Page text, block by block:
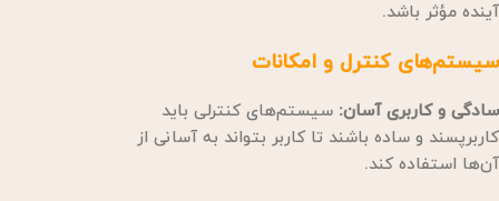
آینده مؤثر باشد.
سیستم‌های کنترل و امکانات
سادگی و کاربری آسان: سیستم‌های کنترلی باید
کاربرپسند و ساده باشند تا کاربر بتواند به آسانی از
آن‌ها استفاده کند.